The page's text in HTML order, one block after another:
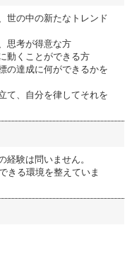
世の中の新たなトレンド
思考が得意な方
動くことができる方
の達成に何ができるかを
て、自分を律してそれを
経験は問いません。
きる環境を整えていま